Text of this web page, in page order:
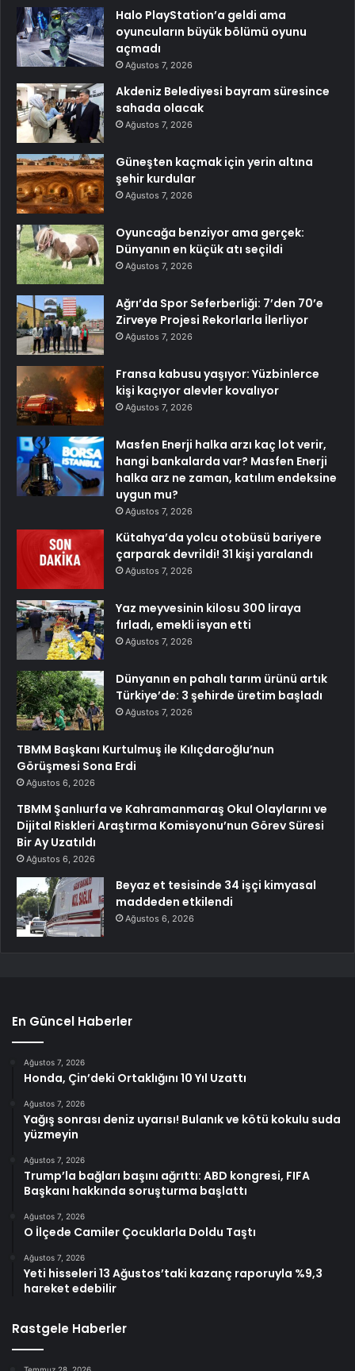
Halo PlayStation’a geldi ama
oyuncuların büyük bölümü oyunu
açmadı
Ağustos 7, 2026
Akdeniz Belediyesi bayram süresince
sahada olacak
Ağustos 7, 2026
Güneşten kaçmak için yerin altına
şehir kurdular
Ağustos 7, 2026
Oyuncağa benziyor ama gerçek:
Dünyanın en küçük atı seçildi
Ağustos 7, 2026
Ağrı’da Spor Seferberliği: 7’den 70’e
Zirveye Projesi Rekorlarla İlerliyor
Ağustos 7, 2026
Fransa kabusu yaşıyor: Yüzbinlerce
kişi kaçıyor alevler kovalıyor
Ağustos 7, 2026
Masfen Enerji halka arzı kaç lot verir,
hangi bankalarda var? Masfen Enerji
halka arz ne zaman, katılım endeksine
uygun mu?
Ağustos 7, 2026
Kütahya’da yolcu otobüsü bariyere
çarparak devrildi! 31 kişi yaralandı
Ağustos 7, 2026
Yaz meyvesinin kilosu 300 liraya
fırladı, emekli isyan etti
Ağustos 7, 2026
Dünyanın en pahalı tarım ürünü artık
Türkiye’de: 3 şehirde üretim başladı
Ağustos 7, 2026
TBMM Başkanı Kurtulmuş ile Kılıçdaroğlu’nun
Görüşmesi Sona Erdi
Ağustos 6, 2026
TBMM Şanlıurfa ve Kahramanmaraş Okul Olaylarını ve
Dijital Riskleri Araştırma Komisyonu’nun Görev Süresi
Bir Ay Uzatıldı
Ağustos 6, 2026
Beyaz et tesisinde 34 işçi kimyasal
maddeden etkilendi
Ağustos 6, 2026
En Güncel Haberler
Ağustos 7, 2026
Honda, Çin’deki Ortaklığını 10 Yıl Uzattı
Ağustos 7, 2026
Yağış sonrası deniz uyarısı! Bulanık ve kötü kokulu suda
yüzmeyin
Ağustos 7, 2026
Trump’la bağları başını ağrıttı: ABD kongresi, FIFA
Başkanı hakkında soruşturma başlattı
Ağustos 7, 2026
O İlçede Camiler Çocuklarla Doldu Taştı
Ağustos 7, 2026
Yeti hisseleri 13 Ağustos’taki kazanç raporuyla %9,3
hareket edebilir
Rastgele Haberler
Temmuz 28, 2026